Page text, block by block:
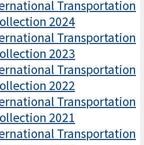
Transportation
2024
Transportation
2023
Transportation
2022
Transportation
2021
Transportation